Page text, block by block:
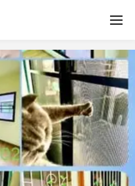
หน้าแรก
มุ้งลวดจีบ
เหล็กดัด
ดตั้งกระจก
าร/พื้นที่ติดตั้ง
บทความ
ติดต่อเรา